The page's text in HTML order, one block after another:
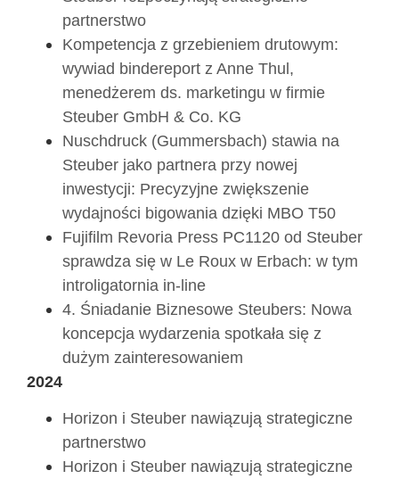
partnerstwo
Kompetencja z grzebieniem drutowym:
wywiad bindereport z Anne Thul,
menedżerem ds. marketingu w firmie
Steuber GmbH & Co. KG
Nuschdruck (Gummersbach) stawia na
Steuber jako partnera przy nowej
inwestycji: Precyzyjne zwiększenie
wydajności bigowania dzięki MBO T50
Fujifilm Revoria Press PC1120 od Steuber
sprawdza się w Le Roux w Erbach: w tym
introligatornia in-line
4. Śniadanie Biznesowe Steubers: Nowa
koncepcja wydarzenia spotkała się z
dużym zainteresowaniem
2024
Horizon i Steuber nawiązują strategiczne
partnerstwo
Horizon i Steuber nawiązują strategiczne